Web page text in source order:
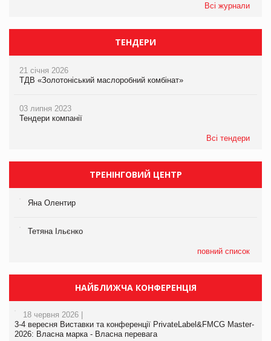
Всі журнали
ТЕНДЕРИ
21 січня 2026
ТДВ «Золотоніський маслоробний комбінат»
03 липня 2023
Тендери компанії
Всі тендери
ТРЕНІНГОВИЙ ЦЕНТР
Яна Олентир
Тетяна Ільєнко
повний список
НАЙБЛИЖЧА КОНФЕРЕНЦІЯ
18 червня 2026 |
3-4 вересня Виставки та конференції PrivateLabel&FMCG Master-
2026: Власна марка - Власна перевага